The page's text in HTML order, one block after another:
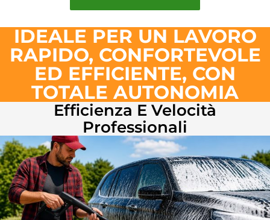
IDEALE PER UN LAVORO
RAPIDO, CONFORTEVOLE
ED EFFICIENTE, CON
TOTALE AUTONOMIA
Efficienza E Velocità
Professionali